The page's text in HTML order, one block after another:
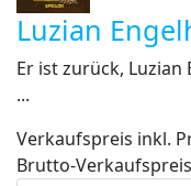
Luzian
Er ist zurück, Luzian
...
Verkaufspreis inkl.
Brutto-